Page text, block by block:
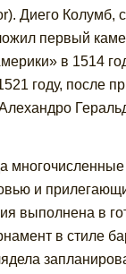
Диего Колумб,
первый
в 1514
году, после
и
выполнена в
в стиле